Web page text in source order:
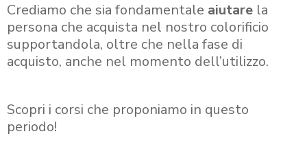
Crediamo che sia fondamentale aiutare la
persona che acquista nel nostro colorificio
supportandola, oltre che nella fase di
acquisto, anche nel momento dell’utilizzo.
Scopri i corsi che proponiamo in questo
periodo!